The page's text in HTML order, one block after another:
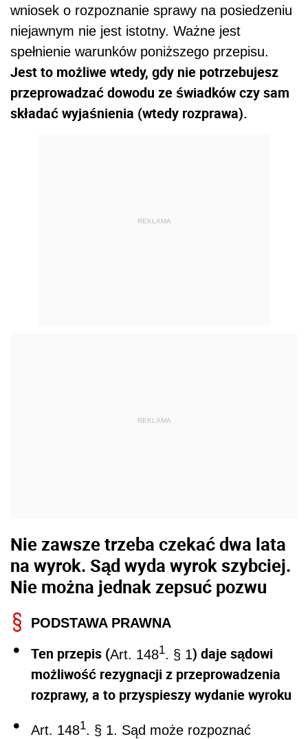
wniosek o rozpoznanie sprawy na posiedzeniu
niejawnym nie jest istotny. Ważne jest
spełnienie warunków poniższego przepisu.
Jest to możliwe wtedy, gdy nie potrzebujesz
przeprowadzać dowodu ze świadków czy sam
składać wyjaśnienia (wtedy rozprawa).
REKLAMA
REKLAMA
Nie zawsze trzeba czekać dwa lata
na wyrok. Sąd wyda wyrok szybciej.
Nie można jednak zepsuć pozwu
PODSTAWA PRAWNA
Ten przepis (Art. 1481. § 1) daje sądowi
możliwość rezygnacji z przeprowadzenia
rozprawy, a to przyspieszy wydanie wyroku
Art. 1481. § 1. Sąd może rozpoznać